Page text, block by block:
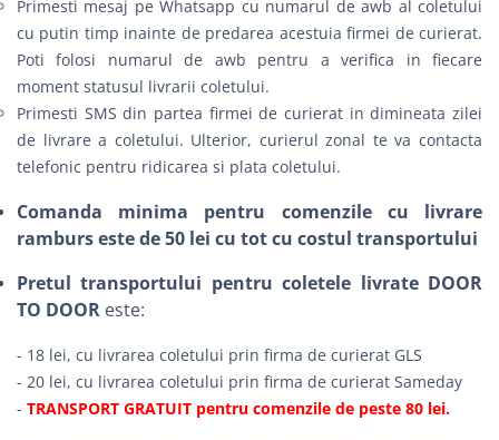
Primesti mesaj pe Whatsapp cu numarul de awb al coletului
cu putin timp inainte de predarea acestuia firmei de curierat.
Poti folosi numarul de awb pentru a verifica in fiecare
moment statusul livrarii coletului.
Primesti SMS din partea firmei de curierat in dimineata zilei
de livrare a coletului. Ulterior, curierul zonal te va contacta
telefonic pentru ridicarea si plata coletului.
Comanda minima pentru comenzile cu livrare
ramburs este de 50 lei cu tot cu costul transportului
Pretul transportului pentru coletele livrate DOOR
TO DOOR este:
- 18 lei, cu livrarea coletului prin firma de curierat GLS
- 20 lei, cu livrarea coletului prin firma de curierat Sameday
- TRANSPORT GRATUIT pentru comenzile de peste 80 lei.